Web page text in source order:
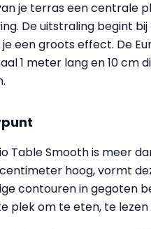
je terras een centrale
De uitstraling begint
een groots effect. De
1 meter lang en 10
Table Smooth is meer
centimeter hoog, vormt
contouren in gegoten
plek om te eten, te